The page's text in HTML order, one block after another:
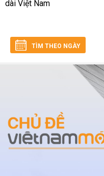
TÌM THEO NGÀY